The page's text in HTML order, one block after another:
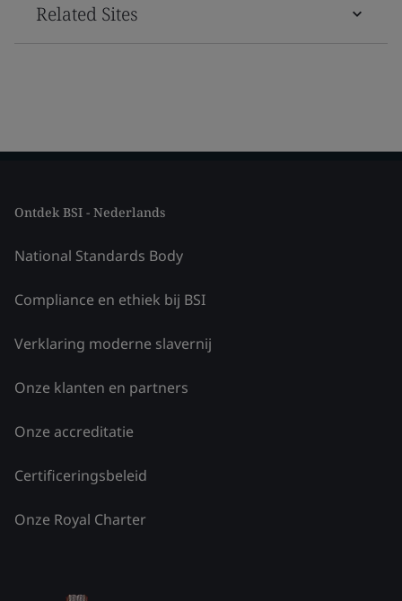
Related Sites
Ontdek BSI - Nederlands
National Standards Body
Compliance en ethiek bij BSI
Verklaring moderne slavernij
Onze klanten en partners
Onze accreditatie
Certificeringsbeleid
Onze Royal Charter